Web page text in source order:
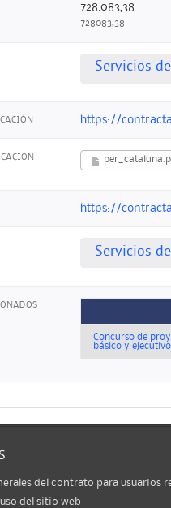
728.083,38
728083,38
Servicios
https://
https://
Servicios
Concurso de
básico y
del contrato para usuarios
del sitio web